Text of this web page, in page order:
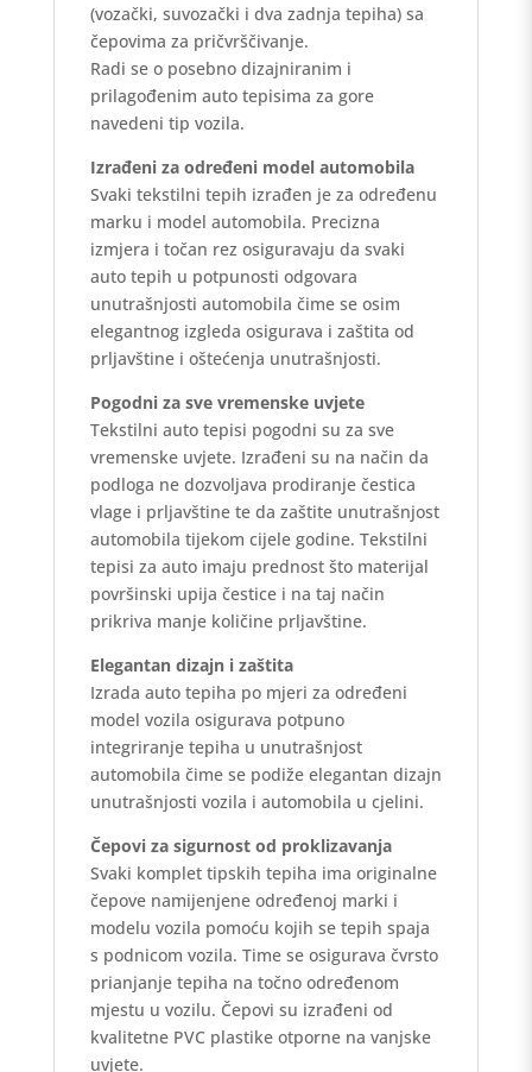
(vozački, suvozački i dva zadnja tepiha) sa
čepovima za pričvrščivanje.
Radi se o posebno dizajniranim i
prilagođenim auto tepisima za gore
navedeni tip vozila.
Izrađeni za određeni model automobila
Svaki tekstilni tepih izrađen je za određenu
marku i model automobila. Precizna
izmjera i točan rez osiguravaju da svaki
auto tepih u potpunosti odgovara
unutrašnjosti automobila čime se osim
elegantnog izgleda osigurava i zaštita od
prljavštine i oštećenja unutrašnjosti.
Pogodni za sve vremenske uvjete
Tekstilni auto tepisi pogodni su za sve
vremenske uvjete. Izrađeni su na način da
podloga ne dozvoljava prodiranje čestica
vlage i prljavštine te da zaštite unutrašnjost
automobila tijekom cijele godine. Tekstilni
tepisi za auto imaju prednost što materijal
površinski upija čestice i na taj način
prikriva manje količine prljavštine.
Elegantan dizajn i zaštita
Izrada auto tepiha po mjeri za određeni
model vozila osigurava potpuno
integriranje tepiha u unutrašnjost
automobila čime se podiže elegantan dizajn
unutrašnjosti vozila i automobila u cjelini.
Čepovi za sigurnost od proklizavanja
Svaki komplet tipskih tepiha ima originalne
čepove namijenjene određenoj marki i
modelu vozila pomoću kojih se tepih spaja
s podnicom vozila. Time se osigurava čvrsto
prianjanje tepiha na točno određenom
mjestu u vozilu. Čepovi su izrađeni od
kvalitetne PVC plastike otporne na vanjske
uvjete.